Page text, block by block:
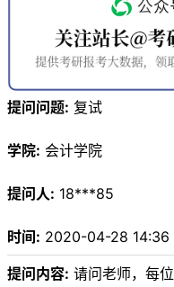
提问问题: 复试
学院: 会计学院
提问人: 18***85
时间: 2020-04-28 14:36
提问内容: 请问老师，每